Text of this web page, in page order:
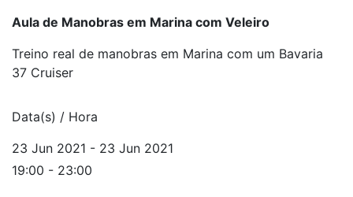
Aula de Manobras em Marina com Veleiro
Treino real de manobras em Marina com um Bavaria
37 Cruiser
Data(s) / Hora
23 Jun 2021 - 23 Jun 2021
19:00 - 23:00